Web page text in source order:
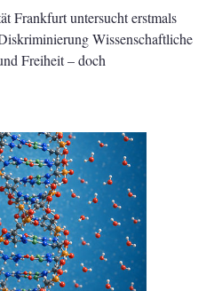
Frankfurt untersucht erstmals
Wissenschaftliche
Freiheit – doch